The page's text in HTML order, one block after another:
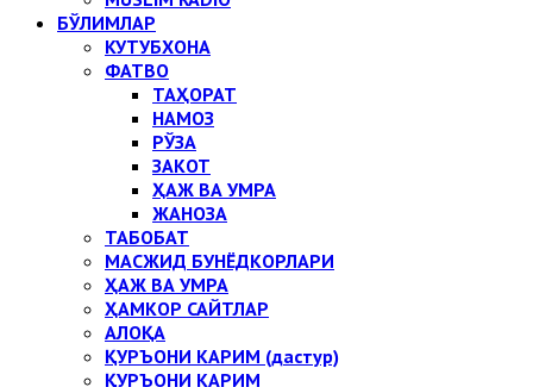
БЎЛИМЛАР
КУТУБХОНА
ФАТВО
ТАҲОРАТ
НАМОЗ
РЎЗА
ЗАКОТ
ҲАЖ ВА УМРА
ЖАНОЗА
ТАБОБАТ
МАСЖИД БУНЁДКОРЛАРИ
ҲАЖ ВА УМРА
ҲАМКОР САЙТЛАР
АЛОҚА
ҚУРЪОНИ КАРИМ (дастур)
ҚУРЪОНИ КАРИМ